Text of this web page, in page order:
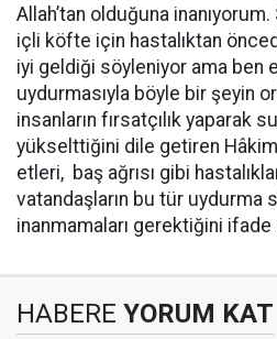
Allah’tan olduğuna
içli köfte için hastalıktan
iyi geldiği söyleniyor ama ben
uydurmasıyla böyle bir şeyin
insanların fırsatçılık yaparak
yükselttiğini dile getiren
etleri, baş ağrısı gibi
vatandaşların bu tür uydurma
inanmamaları gerektiğini
HABERE YORUM KAT